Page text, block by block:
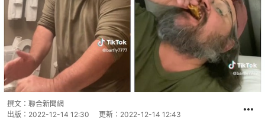
撰文： 聯合新聞網
出版： 2022-12-14 12:30 更新： 2022-12-14 12:43